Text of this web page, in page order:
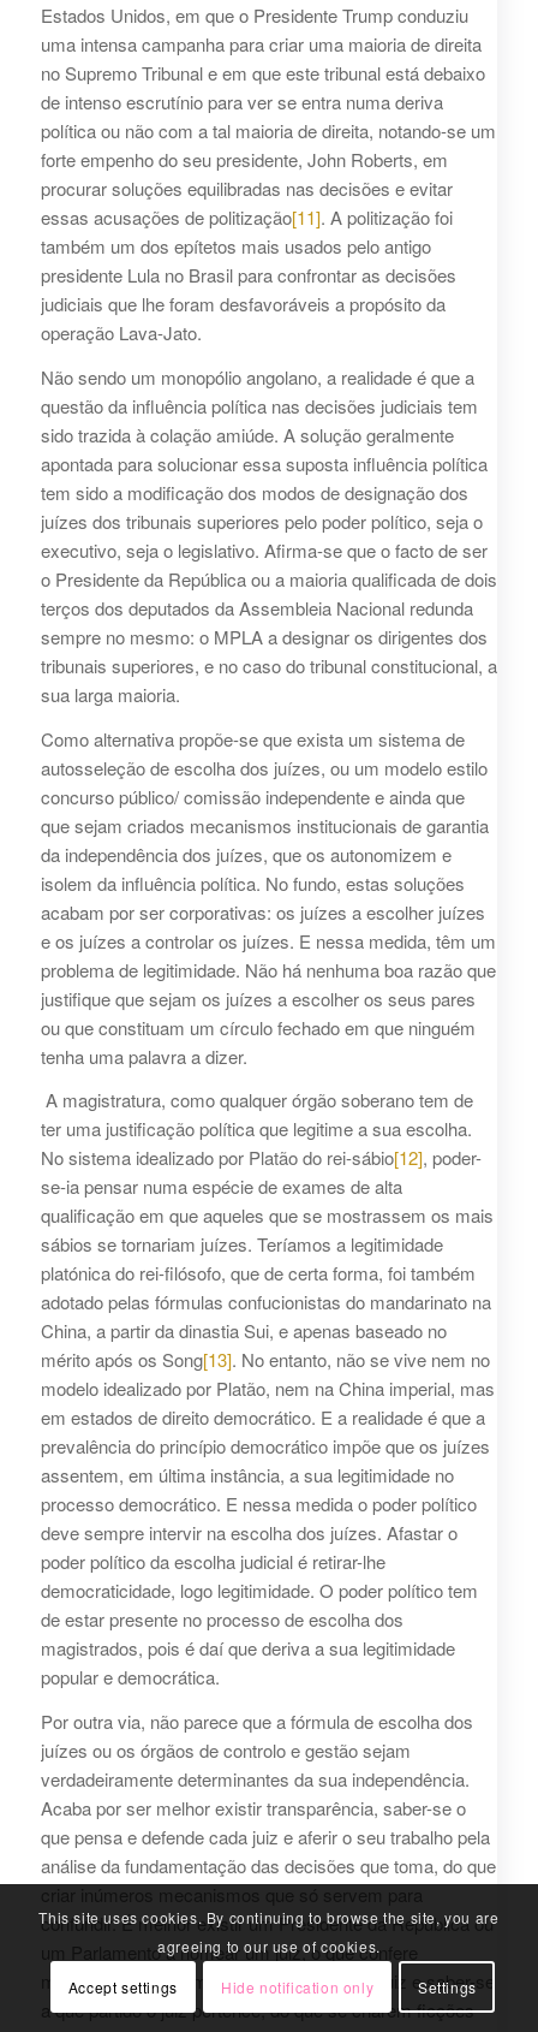
Estados Unidos, em que o Presidente Trump conduziu
uma intensa campanha para criar uma maioria de direita
no Supremo Tribunal e em que este tribunal está debaixo
de intenso escrutínio para ver se entra numa deriva
política ou não com a tal maioria de direita, notando-se um
forte empenho do seu presidente, John Roberts, em
procurar soluções equilibradas nas decisões e evitar
essas acusações de politização[11]. A politização foi
também um dos epítetos mais usados pelo antigo
presidente Lula no Brasil para confrontar as decisões
judiciais que lhe foram desfavoráveis a propósito da
operação Lava-Jato.
Não sendo um monopólio angolano, a realidade é que a
questão da influência política nas decisões judiciais tem
sido trazida à colação amiúde. A solução geralmente
apontada para solucionar essa suposta influência política
tem sido a modificação dos modos de designação dos
juízes dos tribunais superiores pelo poder político, seja o
executivo, seja o legislativo. Afirma-se que o facto de ser
o Presidente da República ou a maioria qualificada de dois
terços dos deputados da Assembleia Nacional redunda
sempre no mesmo: o MPLA a designar os dirigentes dos
tribunais superiores, e no caso do tribunal constitucional, a
sua larga maioria.
Como alternativa propõe-se que exista um sistema de
autosseleção de escolha dos juízes, ou um modelo estilo
concurso público/ comissão independente e ainda que
que sejam criados mecanismos institucionais de garantia
da independência dos juízes, que os autonomizem e
isolem da influência política. No fundo, estas soluções
acabam por ser corporativas: os juízes a escolher juízes
e os juízes a controlar os juízes. E nessa medida, têm um
problema de legitimidade. Não há nenhuma boa razão que
justifique que sejam os juízes a escolher os seus pares
ou que constituam um círculo fechado em que ninguém
tenha uma palavra a dizer.
A magistratura, como qualquer órgão soberano tem de
ter uma justificação política que legitime a sua escolha.
No sistema idealizado por Platão do rei-sábio[12], poder-
se-ia pensar numa espécie de exames de alta
qualificação em que aqueles que se mostrassem os mais
sábios se tornariam juízes. Teríamos a legitimidade
platónica do rei-filósofo, que de certa forma, foi também
adotado pelas fórmulas confucionistas do mandarinato na
China, a partir da dinastia Sui, e apenas baseado no
mérito após os Song[13]. No entanto, não se vive nem no
modelo idealizado por Platão, nem na China imperial, mas
em estados de direito democrático. E a realidade é que a
prevalência do princípio democrático impõe que os juízes
assentem, em última instância, a sua legitimidade no
processo democrático. E nessa medida o poder político
deve sempre intervir na escolha dos juízes. Afastar o
poder político da escolha judicial é retirar-lhe
democraticidade, logo legitimidade. O poder político tem
de estar presente no processo de escolha dos
magistrados, pois é daí que deriva a sua legitimidade
popular e democrática.
Por outra via, não parece que a fórmula de escolha dos
juízes ou os órgãos de controlo e gestão sejam
verdadeiramente determinantes da sua independência.
Acaba por ser melhor existir transparência, saber-se o
que pensa e defende cada juiz e aferir o seu trabalho pela
análise da fundamentação das decisões que toma, do que
confundir. É melhor existir um Presidente da República ou
um Parlamento a nomear um juiz, o que confere
mediatamente legitimidade democrática ao juiz e saber-se
a que partido o juiz pertence, do que se criarem ficções
This site uses cookies. By continuing to browse the site, you are
agreeing to our use of cookies.
Accept settings
Hide notification only Settings